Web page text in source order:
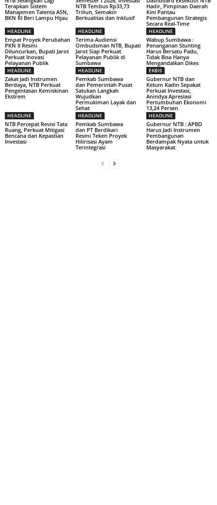
Terapkan Sistem
Manajemen Talenta ASN,
BKN RI Beri Lampu Hijau
NTB Tembus Rp33,73
Triliun, Semakin
Berkualitas dan Inklusif
Hadir, Pimpinan Daerah
Kini Pantau
Pembangunan Strategis
Secara Real-Time
HEADLINE
Empat Proyek Perubahan
PKN II Resmi
Diluncurkan, Bupati Jarot
Perkuat Inovasi
Pelayanan Publik
HEADLINE
Terima Audiensi
Ombudsman NTB, Bupati
Jarot Siap Perkuat
Pelayanan Publik di
Sumbawa
HEADLINE
Wabup Sumbawa :
Penanganan Stunting
Harus Bersatu Padu,
Tidak Bisa Hanya
Mengandalkan Dikes
HEADLINE
Zakat Jadi Instrumen
Berdaya, NTB Perkuat
Pengentasan Kemiskinan
Ekstrem
HEADLINE
Pemkab Sumbawa
dan Pemerintah Pusat
Satukan Langkah
Wujudkan
Permukiman Layak dan
Sehat
EKBIS
Gubernur NTB dan
Ketum Kadin Sepakat
Perkuat Investasi,
Anindya Apresiasi
Pertumbuhan Ekonomi
13,24 Persen
HEADLINE
NTB Percepat Revisi Tata
Ruang, Perkuat Mitigasi
Bencana dan Kepastian
Investasi
HEADLINE
Pemkab Sumbawa
dan PT Berdikari
Resmi Teken Proyek
Hilirisasi Ayam
Terintegrasi
HEADLINE
Gubernur NTB : APBD
Harus Jadi Instrumen
Pembangunan
Berdampak Nyata untuk
Masyarakat